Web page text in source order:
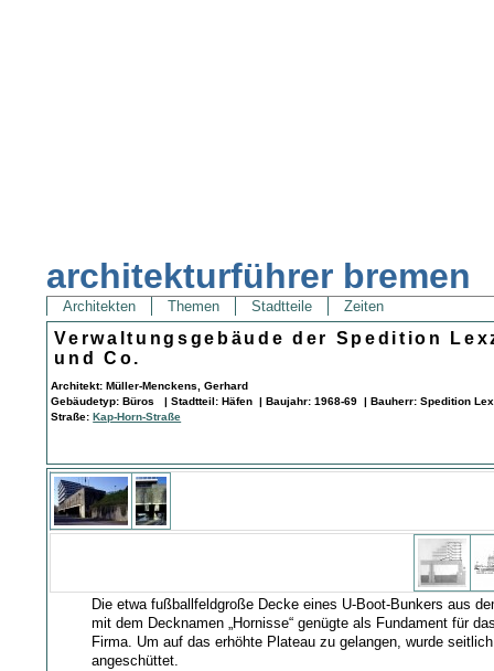
architekturführer bremen
Architekten Themen Stadtteile Zeiten
Verwaltungsgebäude der Spedition
und Co.
Architekt: Müller-Menckens, Gerhard
Gebäudetyp: Büros | Stadtteil: Häfen | Baujahr: 1968-69 | Bauherr: Spedition
Straße:Kap-Horn-Straße
Die etwa fußballfeldgroße Decke eines U-Boot-Bunkers aus
mit dem Decknamen „Hornisse“ genügte als Fundament für
Firma. Um auf das erhöhte Plateau zu gelangen, wurde
angeschüttet.